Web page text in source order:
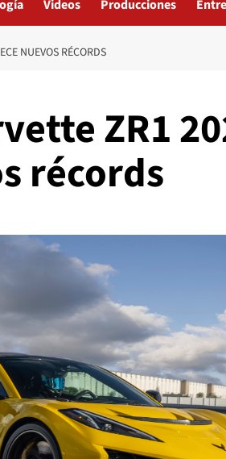
Videos Producciones
NUEVOS RÉCORDS
ZR1
récords